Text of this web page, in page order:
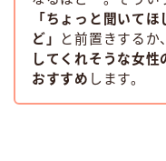
「ちょっと聞いて
ど」
と前置きするか
してくれそうな女性
おすすめ します。